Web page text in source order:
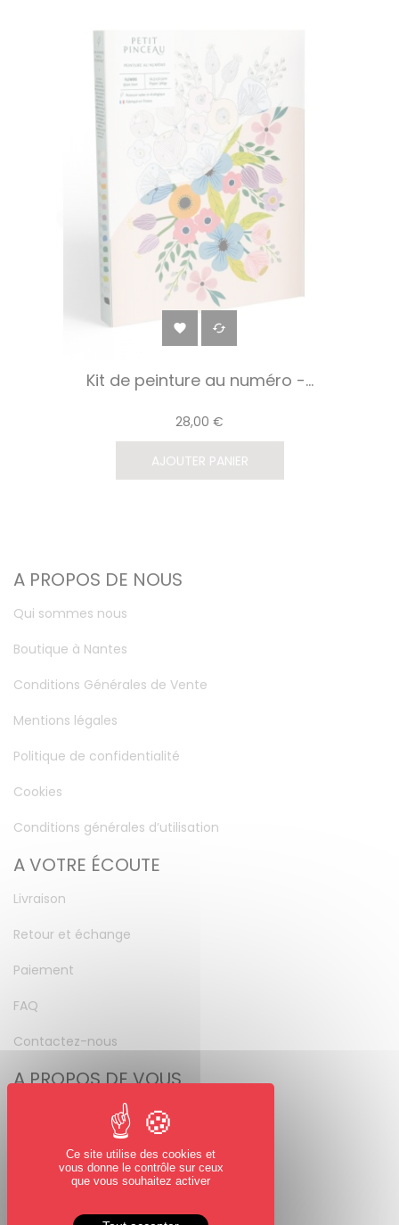
 
Kit de peinture au numéro -...
28,00 €
AJOUTER PANIER
A PROPOS DE NOUS
Qui sommes nous
Boutique à Nantes
Conditions Générales de Vente
Mentions légales
Politique de confidentialité
Cookies
Conditions générales d’utilisation
A VOTRE ÉCOUTE
Livraison
Retour et échange
Paiement
FAQ
Contactez-nous
A PROPOS DE VOUS
Mot de passe perdu
NOUS SUIVRE
Facebook
Ce site utilise des cookies et
vous donne le contrôle sur ceux
que vous souhaitez activer